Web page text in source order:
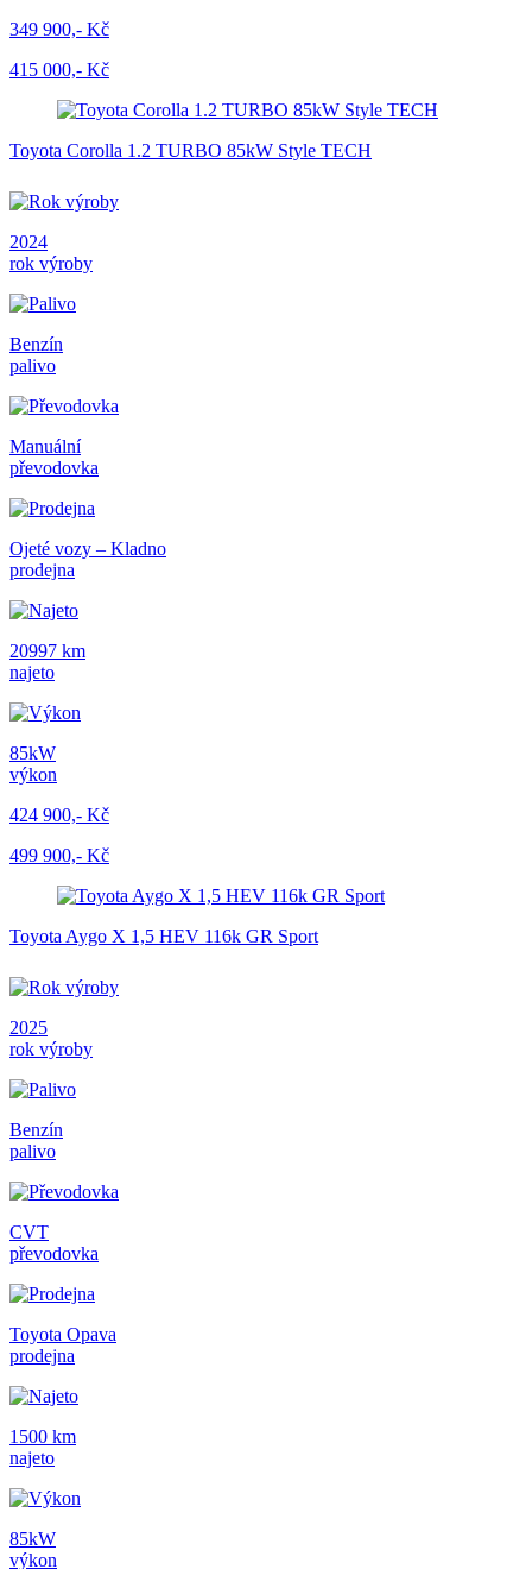
349 900,- Kč
415 000,- Kč
Toyota Corolla 1.2 TURBO 85kW Style TECH
2024
rok výroby
Benzín
palivo
Manuální
převodovka
Ojeté vozy – Kladno
prodejna
20997 km
najeto
85kW
výkon
424 900,- Kč
499 900,- Kč
Toyota Aygo X 1,5 HEV 116k GR Sport
2025
rok výroby
Benzín
palivo
CVT
převodovka
Toyota Opava
prodejna
1500 km
najeto
85kW
výkon